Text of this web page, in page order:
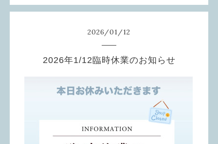
2026 /01 /12
2026年1/12臨時休業のお知らせ